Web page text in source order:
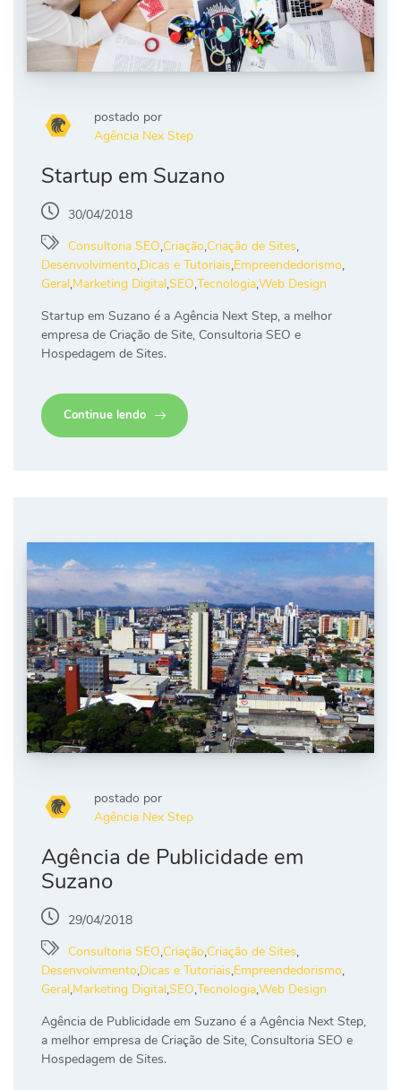
postado por
Agência Nex Step
Startup em Suzano
30/04/2018
Consultoria SEO,Criação,Criação de Sites,
Desenvolvimento,Dicas e Tutoriais,Empreendedorismo,
Geral,Marketing Digital,SEO,Tecnologia,Web Design
Startup em Suzano é a Agência Next Step, a melhor
empresa de Criação de Site, Consultoria SEO e
Hospedagem de Sites.
Continue lendo
postado por
Agência Nex Step
Agência de Publicidade em
Suzano
29/04/2018
Consultoria SEO,Criação,Criação de Sites,
Desenvolvimento,Dicas e Tutoriais,Empreendedorismo,
Geral,Marketing Digital,SEO,Tecnologia,Web Design
Agência de Publicidade em Suzano é a Agência Next Step,
a melhor empresa de Criação de Site, Consultoria SEO e
Hospedagem de Sites.